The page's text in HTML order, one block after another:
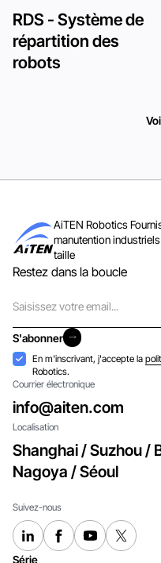
RDS - Système de
répartition des
robots
AiTEN Robotics
manutention
taille
Restez dans la boucle
S'abonner
S'abonner
Acceptation
En m'inscrivant, j'accepte la
Robotics.
Courrier électronique
info@aiten.com
Localisation
Shanghai / Suzhou /
Nagoya / Séoul
Suivez-nous
Série